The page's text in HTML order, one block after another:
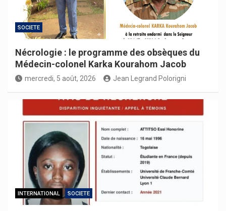
SOCIETE
Nécrologie : le programme des obsèques du
Médecin-colonel Karka Kourahom Jacob
mercredi, 5 août, 2026 Jean Legrand Polorigni
INTERNATIONAL SOCIETE